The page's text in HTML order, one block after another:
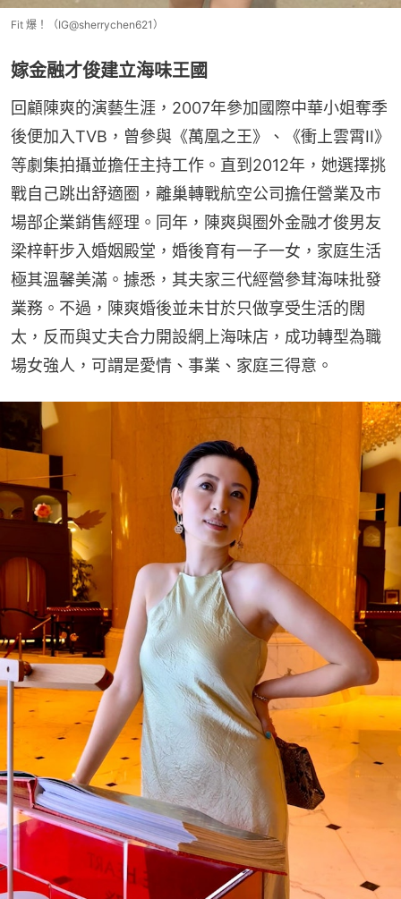
Fit 爆！（IG@sherrychen621）
嫁金融才俊建立海味王國
回顧陳爽的演藝生涯，2007年參加國際中華小姐奪季
後便加入TVB，曾參與《萬凰之王》、《衝上雲霄II》
等劇集拍攝並擔任主持工作。直到2012年，她選擇挑
戰自己跳出舒適圈，離巢轉戰航空公司擔任營業及市
場部企業銷售經理。同年，陳爽與圈外金融才俊男友
梁梓軒步入婚姻殿堂，婚後育有一子一女，家庭生活
極其溫馨美滿。據悉，其夫家三代經營參茸海味批發
業務。不過，陳爽婚後並未甘於只做享受生活的闊
太，反而與丈夫合力開設網上海味店，成功轉型為職
場女強人，可謂是愛情、事業、家庭三得意。